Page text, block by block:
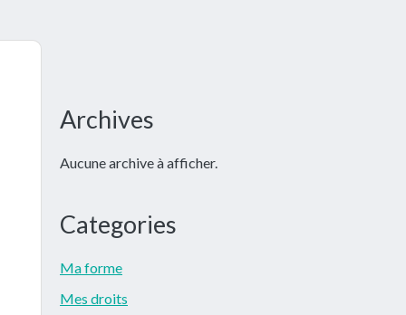
Barre
principale
Archives
Aucune archive à afficher.
Categories
Ma forme
Mes droits